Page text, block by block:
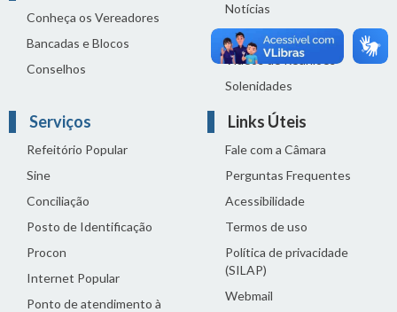
Conheça os Vereadores
Bancadas e Blocos
Conselhos
Notícias
Sala de Imprensa
Vídeos de Reuniões
Solenidades
Serviços
Refeitório Popular
Sine
Conciliação
Posto de Identificação
Procon
Internet Popular
Ponto de atendimento à
Links Úteis
Fale com a Câmara
Perguntas Frequentes
Acessibilidade
Termos de uso
Política de privacidade
(SILAP)
Webmail